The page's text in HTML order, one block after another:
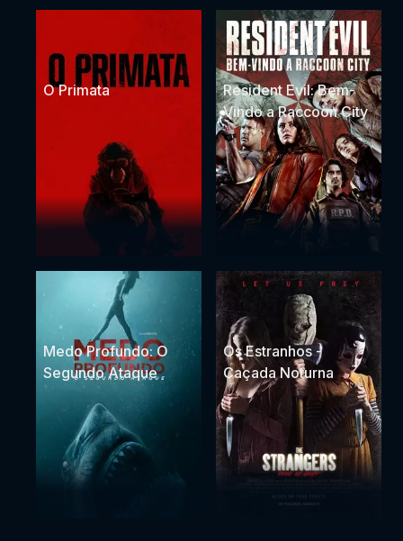
O Primata
Resident Evil: Bem-
Vindo a Raccoon City
Medo Profundo: O
Segundo Ataque
Os Estranhos -
Caçada Noturna